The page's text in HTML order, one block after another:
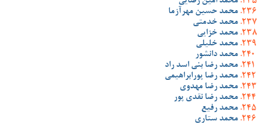
محمد حسین مهرآزما
محمد خدمتی
محمد خزایی
محمد خلیلی
محمد دانشور
محمد رضا بنی اسد راد
محمد رضا پورابراهیمی
محمد رضا مهدوی
محمد رضا نقدی پور
محمد رفیع
محمد ستاری